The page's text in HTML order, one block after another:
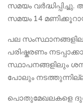
സമയം
സമയം 14
പല
പരിഷ്കരണം
സ്ഥാപനങ്ങളിലും
പോലും
പൊതുമേഖലകളെ